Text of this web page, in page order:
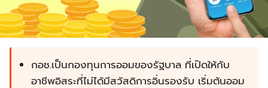
กอช.เป็นกองทุนการออมของรัฐบาล ที่เปิดให้กับ
อาชีพอิสระที่ไม่ได้มีสวัสดิการอิ่นรองรับ เริ่มต้นออม